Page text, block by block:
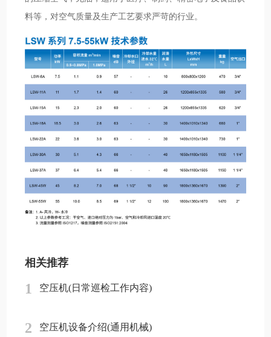
料等，对空气质量及生产工艺要求严苛的行业。
相关推荐
1 空压机(日常巡检工作内容)
2 空压机设备介绍(通用机械)